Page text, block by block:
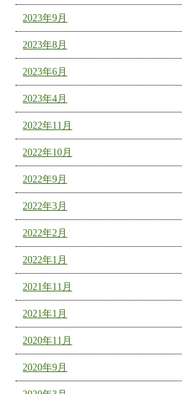
2023年9月
2023年8月
2023年6月
2023年4月
2022年11月
2022年10月
2022年9月
2022年3月
2022年2月
2022年1月
2021年11月
2021年1月
2020年11月
2020年9月